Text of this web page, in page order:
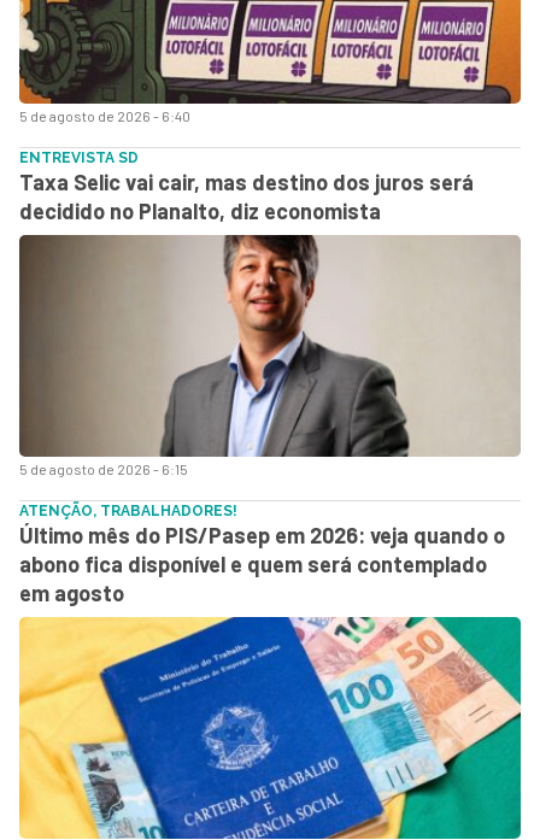
5 de agosto de 2026 - 6:40
5 de agosto de 2026 - 6:15
ENTREVISTA SD
Taxa Selic vai cair, mas destino dos juros será
decidido no Planalto, diz economista
ATENÇÃO, TRABALHADORES!
Último mês do PIS/Pasep em 2026: veja quando o
abono fica disponível e quem será contemplado
em agosto